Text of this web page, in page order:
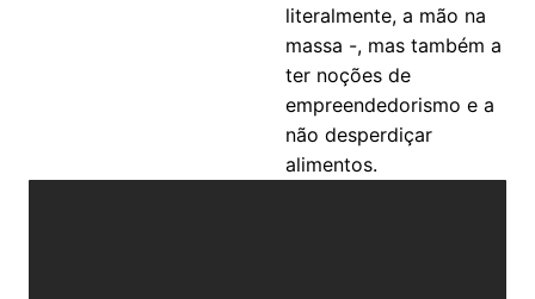
literalmente, a mão na
massa -, mas também a
ter noções de
empreendedorismo e a
não desperdiçar
alimentos.